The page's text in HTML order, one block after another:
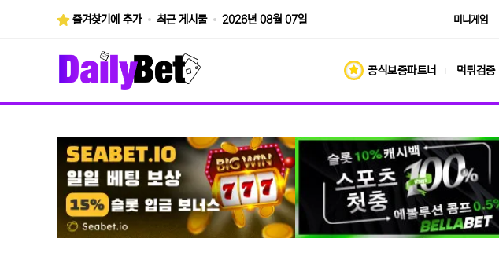
즐겨찾기에 추가 최근 게시물 2026년 08월 07일 미니게임
공식보증파트너 먹튀검증